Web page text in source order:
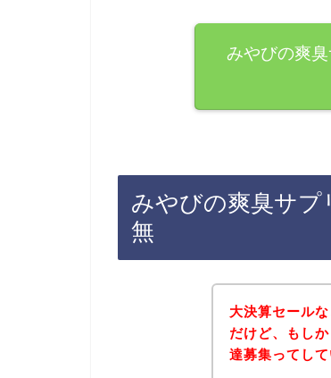
みやびの爽
みやびの爽臭サプ
無
大決算セール
だけど、もし
達募集ってして